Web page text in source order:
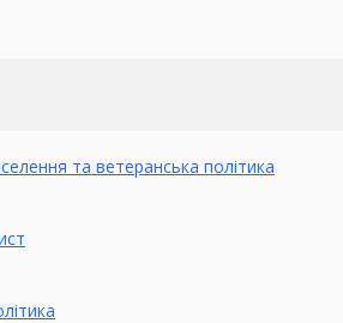
та ветеранська політика